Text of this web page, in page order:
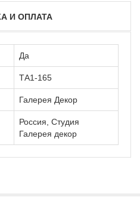
И ОПЛАТА
Да
ТА1-165
Галерея Декор
Россия, Студия
Галерея декор